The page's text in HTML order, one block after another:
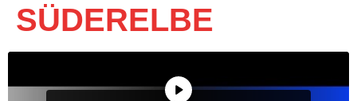
SÜDERELBE